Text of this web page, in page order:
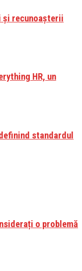
și recunoașterii
HR, un
standardul
o problemă